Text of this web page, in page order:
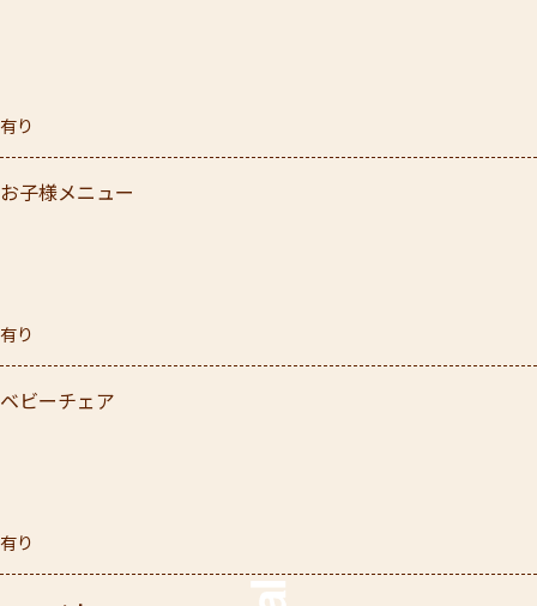
有り
お子様メニュー
有り
ベビーチェア
有り